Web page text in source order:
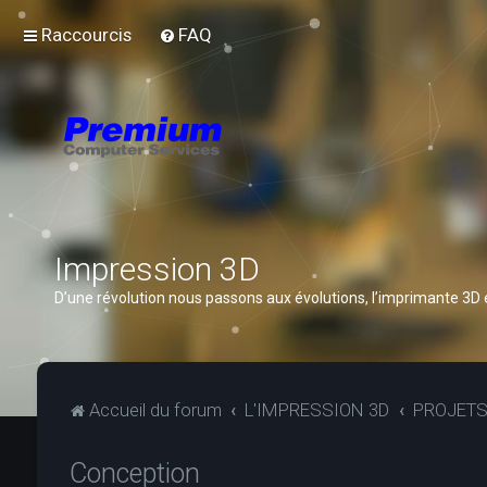
Raccourcis FAQ
Impression 3D
D’une révolution nous passons aux évolutions, l’imprimante
Accueil du forum L'IMPRESSION 3D
Conception